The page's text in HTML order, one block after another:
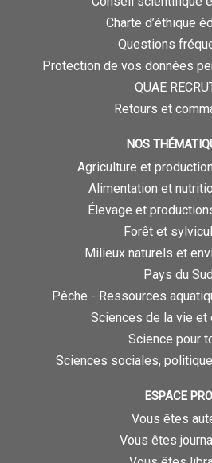
Charte d’éthique
Questions
Protection de vos données
QUAE
Retours et
NOS
Agriculture et
Alimentation et
Élevage et
Forêt et
Milieux naturels et
Pays du Sud
Pêche - Ressources
Sciences de la vie et
Science pour
Sciences sociales,
ESPACE PRO
Vous êtes
Vous êtes